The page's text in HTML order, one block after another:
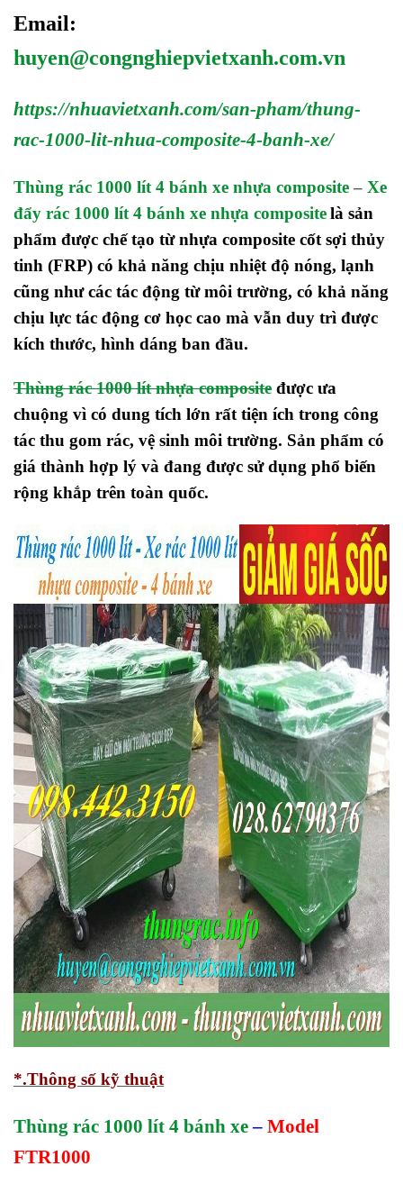
Email:
huyen@congnghiepvietxanh.com.vn
https://nhuavietxanh.com/san-pham/thung-
rac-1000-lit-nhua-composite-4-banh-xe/
Thùng rác 1000 lít 4 bánh xe nhựa composite – Xe
đẩy rác 1000 lít 4 bánh xe nhựa compositelà sản
phẩm được chế tạo từ nhựa composite cốt sợi thủy
tinh (FRP) có khả năng chịu nhiệt độ nóng, lạnh
cũng như các tác động từ môi trường, có khả năng
chịu lực tác động cơ học cao mà vẫn duy trì được
kích thước, hình dáng ban đầu.
Thùng rác 1000 lít nhựa composite được ưa
chuộng vì có dung tích lớn rất tiện ích trong công
tác thu gom rác, vệ sinh môi trường. Sản phẩm có
giá thành hợp lý và đang được sử dụng phổ biến
rộng khắp trên toàn quốc.
*.Thông số kỹ thuật
Thùng rác 1000 lít 4 bánh xe– Model
FTR1000